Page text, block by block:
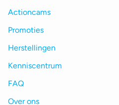
Actioncams
Promoties
Herstellingen
Kenniscentrum
FAQ
Over ons